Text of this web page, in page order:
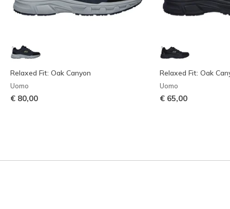
Relaxed Fit: Oak Canyon
Uomo
€ 80,00
Relaxed Fit: Oak
Uomo
€ 65,00